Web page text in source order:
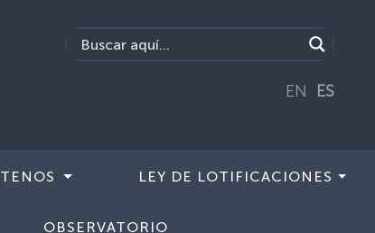
EN ES
LEY DE LOTIFICACIONES
OBSERVATORIO